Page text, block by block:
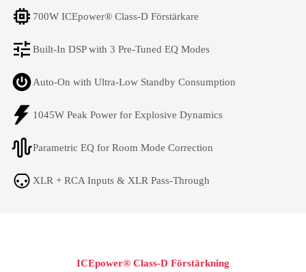
700W ICEpower® Class-D Förstärkare
Built-In DSP with 3 Pre-Tuned EQ Modes
Auto-On with Ultra-Low Standby Consumption
1045W Peak Power for Explosive Dynamics
Parametric EQ for Room Mode Correction
XLR + RCA Inputs & XLR Pass-Through
ICEpower® Class-D Förstärkning